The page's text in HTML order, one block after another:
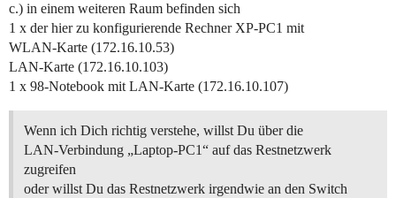
c.) in einem weiteren Raum befinden sich
1 x der hier zu konfigurierende Rechner XP-PC1 mit
WLAN-Karte (172.16.10.53)
LAN-Karte (172.16.10.103)
1 x 98-Notebook mit LAN-Karte (172.16.10.107)
Wenn ich Dich richtig verstehe, willst Du über die
LAN-Verbindung „Laptop-PC1“ auf das Restnetzwerk
zugreifen
oder willst Du das Restnetzwerk irgendwie an den Switch